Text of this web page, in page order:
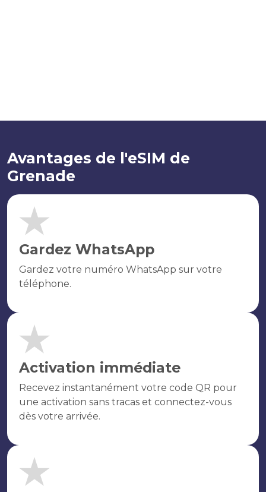
Avantages de l'eSIM de
Grenade
Gardez WhatsApp
Gardez votre numéro WhatsApp sur votre
téléphone.
Activation immédiate
Recevez instantanément votre code QR pour
une activation sans tracas et connectez-vous
dès votre arrivée.